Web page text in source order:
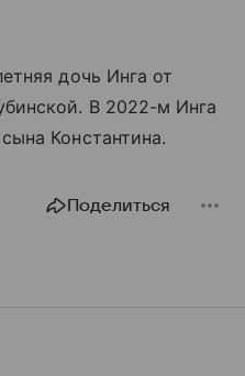
дочь Инга от
В 2022-м Инга
Константина.
Поделиться